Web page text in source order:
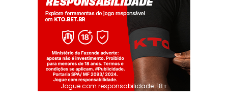
Jogue com responsabilidade. 18+